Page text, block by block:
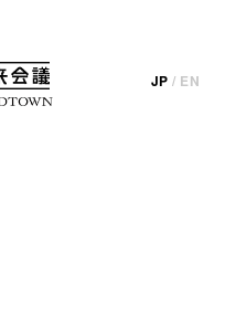
JP / EN
街×ストリート×アー